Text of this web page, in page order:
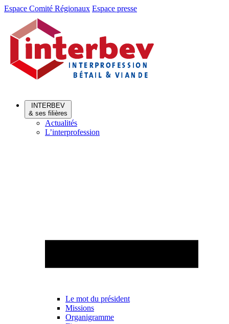
Aller
Aller
contenu
Espace Comité Régionaux Espace presse
INTERBEV
& ses filières
Actualités
L’interprofession
Le mot du président
Missions
Organigramme